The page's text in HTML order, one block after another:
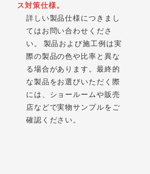
ス対策仕様。
詳しい製品仕様につきまし
てはお問い合わせくださ
い。 製品および施工例は実
際の製品の色や比率と異な
る場合があります。最終的
な製品をお選びいただく際
には、ショールームや販売
店などで実物サンプルをご
確認ください。